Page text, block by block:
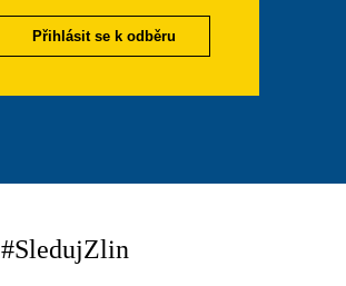
Přihlásit se k odběru
#SledujZlin